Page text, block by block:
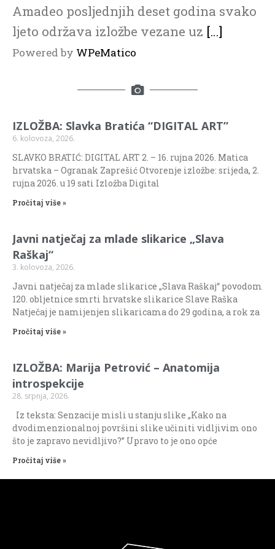
Amadeo posljednjih deset godina svako
ljeto održava izložbe vezane uz […]
Powered by WPeMatico
IZLOŽBA: Slavka Bratića “DIGITAL ART”
6. kolovoza, 2026.
SLAVKO BRATIĆ: DIGITAL ART 2. – 16. rujna 2026. Matica
hrvatska – Ogranak Zaprešić Otvorenje izložbe: srijeda, 2.
rujna 2026. u 19 sati Izložba Digital
Pročitaj više »
Javni natječaj za mlade slikarice „Slava
Raškaj“
3. kolovoza, 2026.
Javni natječaj za mlade slikarice „Slava Raškaj“ povodom
120. obljetnice smrti hrvatske slikarice Slave Raška
Natječaj je namijenjen slikaricama do 29 godina, a rok za
Pročitaj više »
IZLOŽBA: Marija Petrović – Anatomija
introspekcije
28. srpnja, 2026.
Iz teksta: Senzacije misli u stanju slike „Kako na
dvodimenzionalnoj površini slike učiniti vidljivim ono
što je zapravo nevidljivo?” Upravo to je ono opće
Pročitaj više »